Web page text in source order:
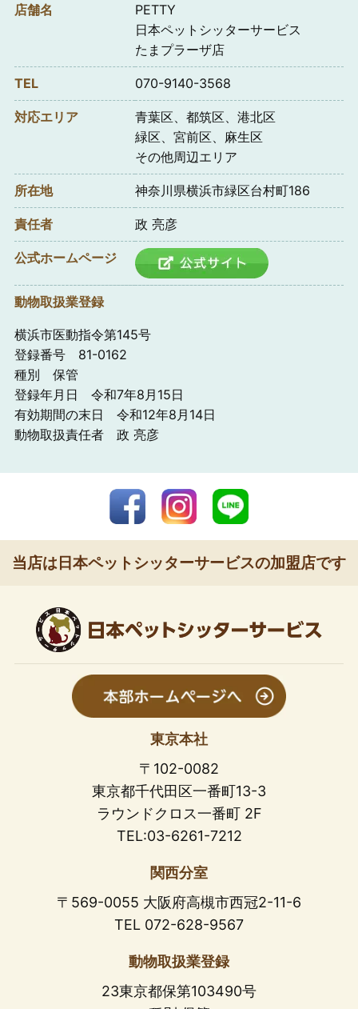
店舗名
PETTY
日本ペットシッターサービス
たまプラーザ店
TEL 070-9140-3568
対応エリア
青葉区、都筑区、港北区
緑区、宮前区、麻生区
その他周辺エリア
所在地 神奈川県横浜市緑区台村町186
責任者 政 亮彦
公式ホームページ
動物取扱業登録
横浜市医動指令第145号
登録番号 81-0162
種別 保管
登録年月日 令和7年8月15日
有効期間の末日 令和12年8月14日
動物取扱責任者 政 亮彦
当店は日本ペットシッターサービスの加盟店です
東京本社
〒102-0082
東京都千代田区一番町13-3
ラウンドクロス一番町 2F
TEL:03-6261-7212
関西分室
〒569-0055 大阪府高槻市西冠2-11-6
TEL 072-628-9567
動物取扱業登録
23東京都保第103490号